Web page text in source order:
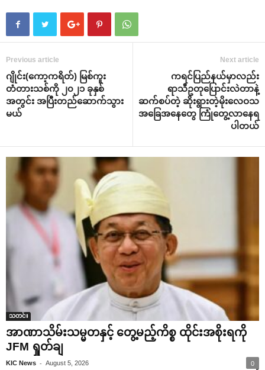
Previous article
ဂျိုင်း(‌ကော့ကရိတ်) မြစ်ကူး
တံတားသစ်ကို ၂၀၂၁ ခုနှစ်
အတွင်း အပြီးတည်‌ဆောက်သွား
မယ်
Next article
ကရင်ပြည်နယ်မှာလည်း
ရာသီဥတု‌ပြောင်းလဲတာနဲ့
ဆက်စပ်တဲ့ ဆိုးရွားတဲ့မိုး‌လေဝသ
အ‌ခြေအ‌နေ‌တွေ ကြုံ‌တွေ့လာ‌နေရ
ပါတယ်
သတင်း
အာဏာသိမ်းသမ္မတနှင့် တွေ့မည့်ကိစ္စ ထိုင်းအစိုးရကို
JFM ရှုတ်ချ
KIC News - August 5, 2026 0